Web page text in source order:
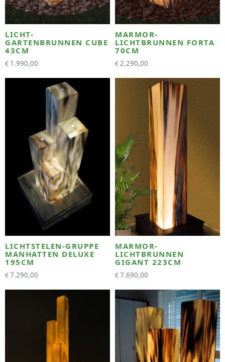
LICHT-
GARTENBRUNNEN CUBE
43CM
€ 1.990,00
MARMOR-
LICHTBRUNNEN FORTA
70CM
€2.290,00
LICHTSTELEN-GRUPPE
MANHATTEN DELUXE
195CM
€7.290,00
MARMOR-
LICHTBRUNNEN
GIGANT 223CM
€7.690,00